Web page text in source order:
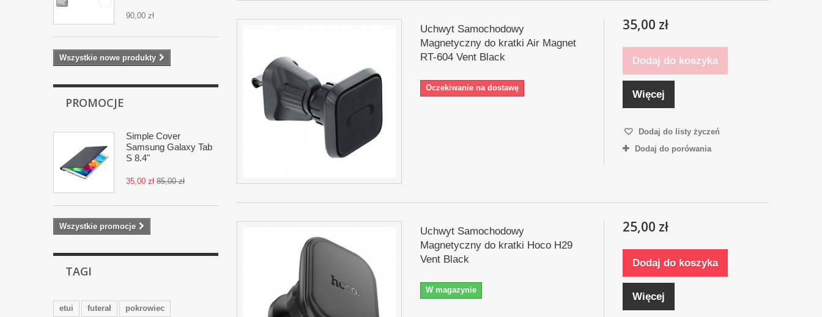
90,00 zł
Wszystkie nowe produkty
PROMOCJE
Simple Cover
Samsung Galaxy Tab
S 8.4"
35,00 zł 85,00 zł
Wszystkie promocje
TAGI
etui futerał
pokrowiec
Uchwyt Samochodowy
Magnetyczny do kratki Air Magnet
RT-604 Vent Black
Oczekiwanie na dostawę
35,00 zł
Dodaj do koszyka
Więcej
Dodaj do listy życzeń
Dodaj do porówania
Uchwyt Samochodowy
Magnetyczny do kratki Hoco H29
Vent Black
W magazynie
25,00 zł
Dodaj do koszyka
Więcej